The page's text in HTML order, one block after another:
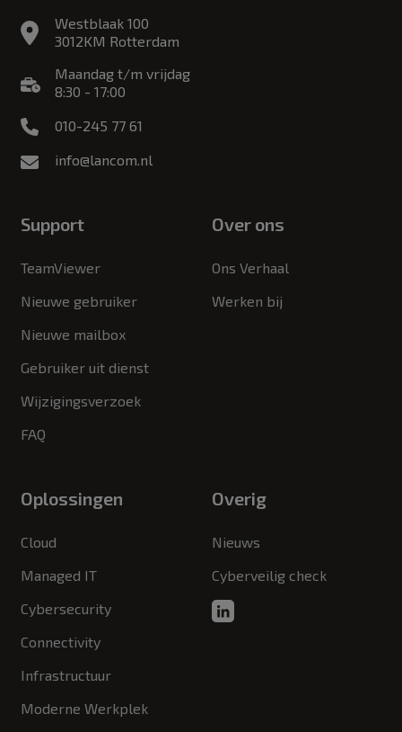
Westblaak 100
3012KM Rotterdam
Maandag t/m vrijdag
8:30 - 17:00
010-245 77 61
info@lancom.nl
Support
TeamViewer
Nieuwe gebruiker
Nieuwe mailbox
Gebruiker uit dienst
Wijzigingsverzoek
FAQ
Over ons
Ons Verhaal
Werken bij
Oplossingen
Cloud
Managed IT
Cybersecurity
Connectivity
Infrastructuur
Moderne Werkplek
Overig
Nieuws
Cyberveilig check